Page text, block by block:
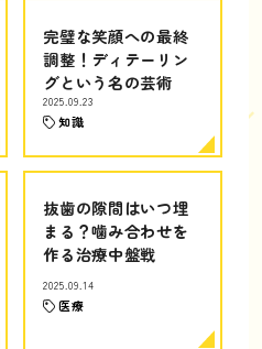
完璧な笑顔への最終
調整！ディテーリン
グという名の芸術
2025.09.23
知識
抜歯の隙間はいつ埋
まる？噛み合わせを
作る治療中盤戦
2025.09.14
医療